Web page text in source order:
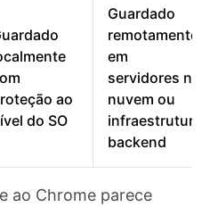
ao
do SO
Guardado
remotamente
em
servidores na
nuvem ou
infraestrutura
backend
ao Chrome parece